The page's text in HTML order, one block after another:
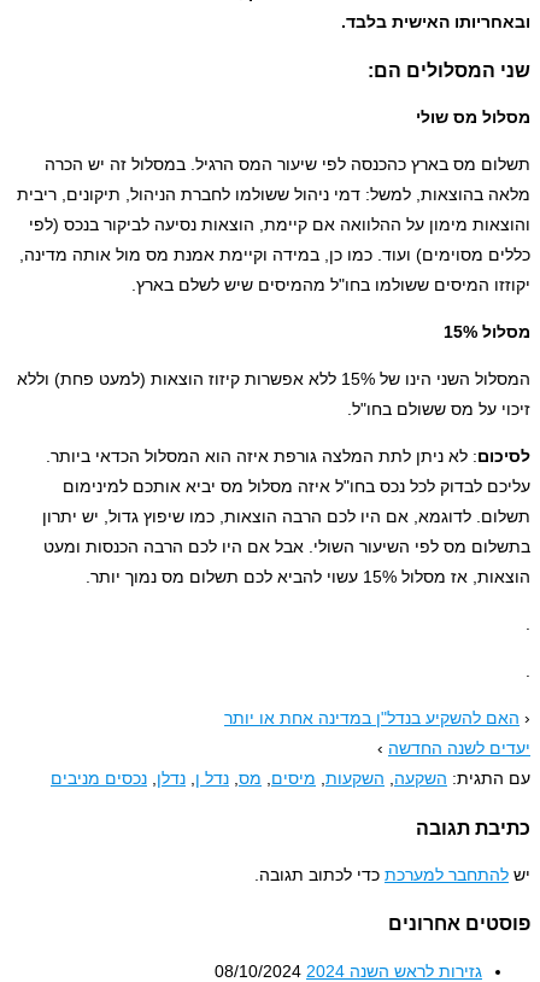
האישית בלבד.
המסלולים הם:
מס שולי
מס בארץ כהכנסה לפי שיעור המס הרגיל. במסלול זה יש הכרה
בהוצאות, למשל: דמי ניהול ששולמו לחברת הניהול, תיקונים, ריבית
מימון על ההלוואה אם קיימת, הוצאות נסיעה לביקור בנכס (לפי
מסוימים) ועוד. כמו כן, במידה וקיימת אמנת מס מול אותה מדינה,
המיסים ששולמו בחו"ל מהמיסים שיש לשלם בארץ.
המסלול השני הינו של 15% ללא אפשרות קיזוז הוצאות (למעט פחת) וללא
על מס ששולם בחו"ל.
: לא ניתן לתת המלצה גורפת איזה הוא המסלול הכדאי ביותר.
לבדוק לכל נכס בחו"ל איזה מסלול מס יביא אותכם למינימום
לדוגמא, אם היו לכם הרבה הוצאות, כמו שיפוץ גדול, יש יתרון
מס לפי השיעור השולי. אבל אם היו לכם הרבה הכנסות ומעט
15% עשוי להביא לכם תשלום מס נמוך יותר.
להשקיע בנדל"ן במדינה אחת או יותר
לשנה החדשה›
השקעה,השקעות,מיסים,מס, נדל ן ,נדלן, נכסים מניבים
תגובה
למערכתכדי לכתוב תגובה.
אחרונים
גזירות לראש השנה 2024
08/10/2024